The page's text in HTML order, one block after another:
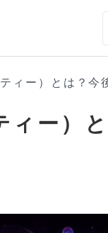
ィー）とは？今
ィー）